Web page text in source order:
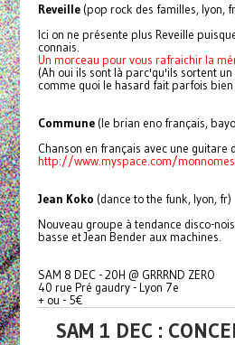
Reveille(pop rock des familles, lyon,
Ici on ne présente plus Reveille
connais.
Un morceau pour vous rafraichir la
(Ah oui ils sont là parc'qu'ils sortent
comme quoi le hasard fait parfois
Commune(le brian eno français,
Chanson en français avec une guitare
http://www.myspace.com/
Jean Koko (dance to the funk, lyon, fr)
Nouveau groupe à tendance disco-
basse et Jean Bender aux machines.
SAM 8 DEC - 20H @ GRRRND ZERO
40 rue Pré gaudry - Lyon 7e
+ ou - 5€
SAM 1 DEC :